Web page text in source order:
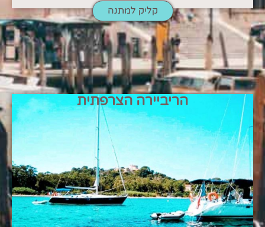
קליק למתנה
הריביירה הצרפתית